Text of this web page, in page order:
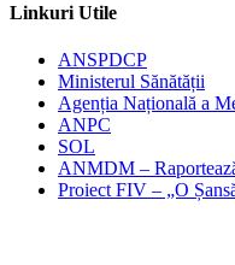
Linkuri Utile
ANSPDCP
Ministerul Sănătății
Agenția Națională a
ANPC
SOL
ANMDM –
Proiect FIV – „O